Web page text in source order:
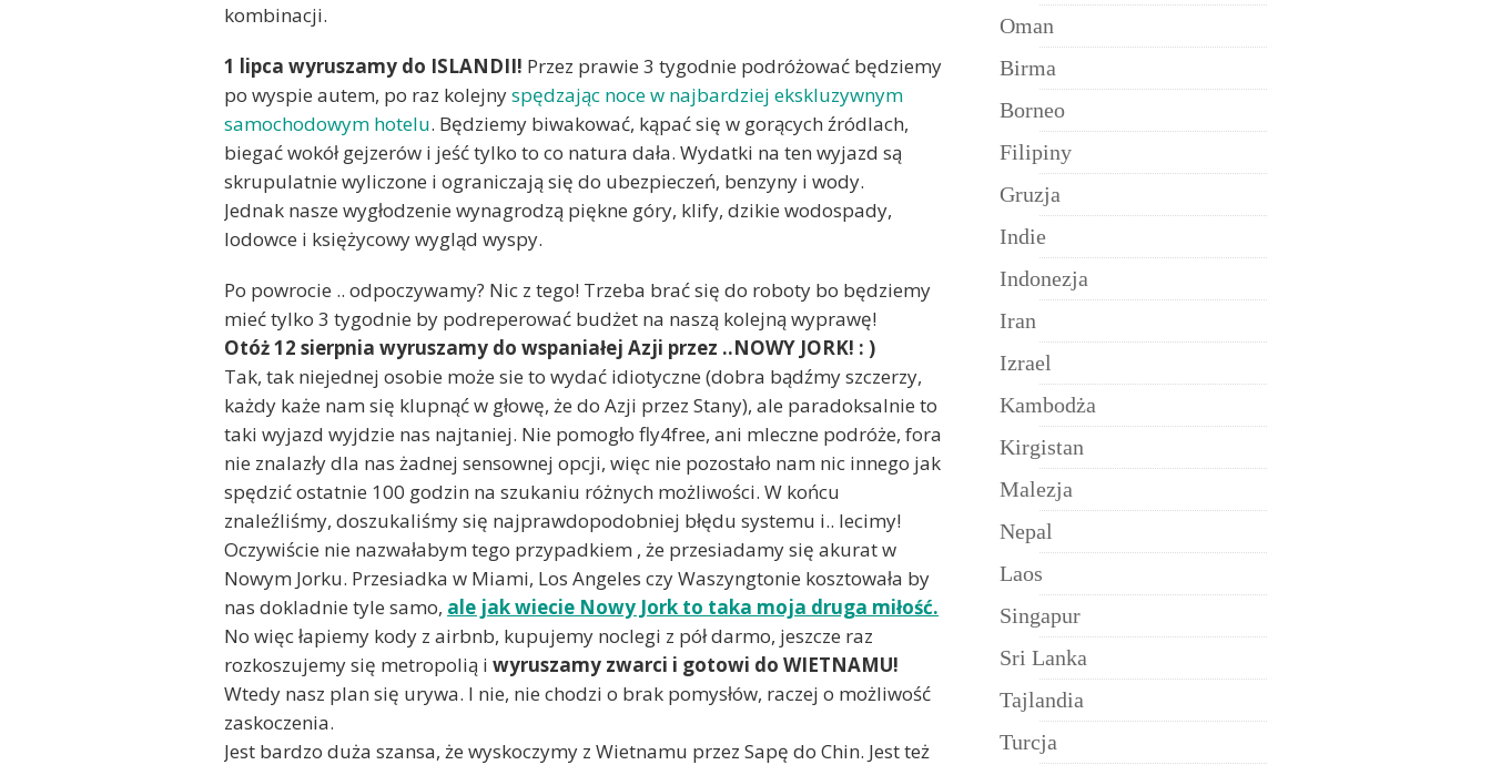
kombinacji.
1 lipca wyruszamy do ISLANDII! Przez prawie 3 tygodnie podróżować będziemy
po wyspie autem, po raz kolejnyspędzając noce w najbardziej ekskluzywnym
samochodowym hotelu. Będziemy biwakować, kąpać się w gorących źródlach,
biegać wokół gejzerów i jeść tylko to co natura dała. Wydatki na ten wyjazd są
skrupulatnie wyliczone i ograniczają się do ubezpieczeń, benzyny i wody.
Jednak nasze wygłodzenie wynagrodzą piękne góry, klify, dzikie wodospady,
lodowce i księżycowy wygląd wyspy.
Po powrocie .. odpoczywamy? Nic z tego! Trzeba brać się do roboty bo będziemy
mieć tylko 3 tygodnie by podreperować budżet na naszą kolejną wyprawę!
Otóż 12 sierpnia wyruszamy do wspaniałej Azji przez ..NOWY JORK! : )
Tak, tak niejednej osobie może sie to wydać idiotyczne (dobra bądźmy szczerzy,
każdy każe nam się klupnąć w głowę, że do Azji przez Stany), ale paradoksalnie to
taki wyjazd wyjdzie nas najtaniej. Nie pomogło fly4free, ani mleczne podróże, fora
nie znalazły dla nas żadnej sensownej opcji, więc nie pozostało nam nic innego jak
spędzić ostatnie 100 godzin na szukaniu różnych możliwości. W końcu
znaleźliśmy, doszukaliśmy się najprawdopodobniej błędu systemu i.. lecimy!
Oczywiście nie nazwałabym tego przypadkiem , że przesiadamy się akurat w
Nowym Jorku. Przesiadka w Miami, Los Angeles czy Waszyngtonie kosztowała by
nas dokladnie tyle samo, ale jak wiecie Nowy Jork to taka moja druga miłość.
No więc łapiemy kody z airbnb, kupujemy noclegi z pół darmo, jeszcze raz
rozkoszujemy się metropolią i wyruszamy zwarci i gotowi do WIETNAMU!
Wtedy nasz plan się urywa. I nie, nie chodzi o brak pomysłów, raczej o możliwość
zaskoczenia.
Jest bardzo duża szansa, że wyskoczymy z Wietnamu przez Sapę do Chin. Jest też
Oman
Birma
Borneo
Filipiny
Gruzja
Indie
Indonezja
Iran
Izrael
Kambodża
Kirgistan
Malezja
Nepal
Laos
Singapur
Sri Lanka
Tajlandia
Turcja